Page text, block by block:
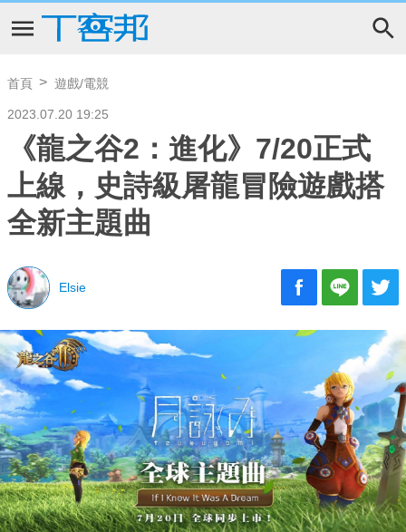
首頁 遊戲/電競
2023.07.20 19:25
《龍之谷2：進化》7/20正式
上線，史詩級屠龍冒險遊戲搭
全新主題曲
Elsie